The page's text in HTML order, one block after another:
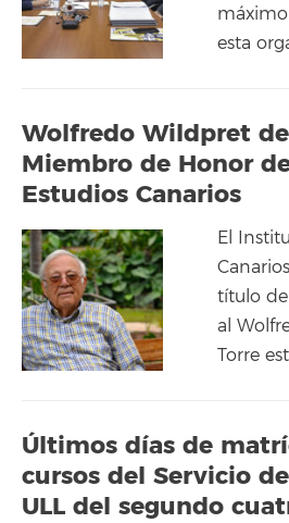
esta
Wolfredo Wildpret
Miembro de Honor
Estudios Canarios
El
título
al
Torre
Últimos días de
cursos del Servicio
ULL del segundo